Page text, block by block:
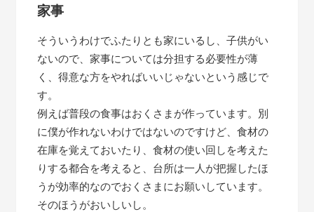
家事
そういうわけでふたりとも家にいるし、子供がい
ないので、家事については分担する必要性が薄
く、得意な方をやればいいじゃないという感じで
す。
例えば普段の食事はおくさまが作っています。別
に僕が作れないわけではないのですけど、食材の
在庫を覚えておいたり、食材の使い回しを考えた
りする都合を考えると、台所は一人が把握したほ
うが効率的なのでおくさまにお願いしています。
そのほうがおいしいし。